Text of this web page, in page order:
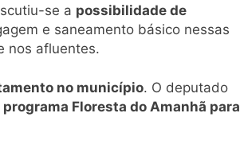
se a possibilidade de
e saneamento básico nessas
nos afluentes.
no município. O deputado
Floresta do Amanhã para